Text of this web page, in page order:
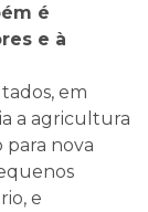
é
e à
em
a agricultura
para nova
e